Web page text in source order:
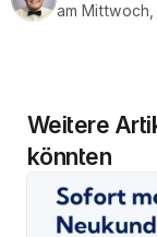
am Mittwoch,
Weitere
könnten